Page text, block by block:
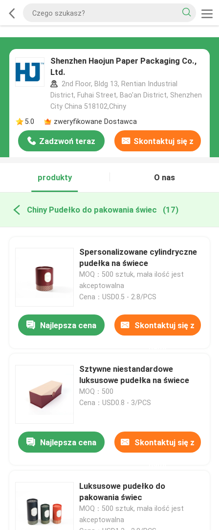
Shenzhen Haojun Paper Packaging Co.,
Ltd.
2nd Floor, Bldg 13, Rentian Industrial
District, Fuhai Street, Bao'an District, Shenzhen
City China 518102,Chiny
5.0
zweryfikowane Dostawca
Zadzwoń teraz Skontaktuj się z
produkty
O nas
Chiny Pudełko do pakowania świec (17)
Spersonalizowane cylindryczne
pudełka na świece
MOQ：500 sztuk, mała ilość jest
akceptowalna
Cena：USD0.5 - 2.8/PCS
Najlepsza cena Skontaktuj się z
Sztywne niestandardowe
luksusowe pudełka na świece
MOQ：500
Cena：USD0.8 - 3/PCS
Najlepsza cena Skontaktuj się z
Luksusowe pudełko do
pakowania świec
MOQ：500 sztuk, mała ilość jest
akceptowalna